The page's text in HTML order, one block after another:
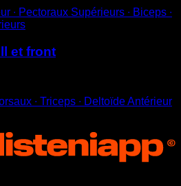
∙ Pectoraux Supérieurs ∙ Biceps ∙
et front
∙ Triceps ∙ Deltoïde Antérieur